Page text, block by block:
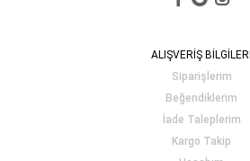
ALIŞVERİŞ BİLGİLERİ
Siparişlerim
Beğendiklerim
İade Taleplerim
Kargo Takip